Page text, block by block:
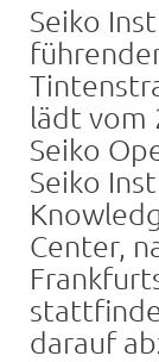
Seiko
lädt vom
Seiko
Seiko
Center,
darauf